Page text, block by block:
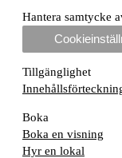
Hantera samtycke
Tillgänglighet
Boka
Boka en visning
Hyr en lokal